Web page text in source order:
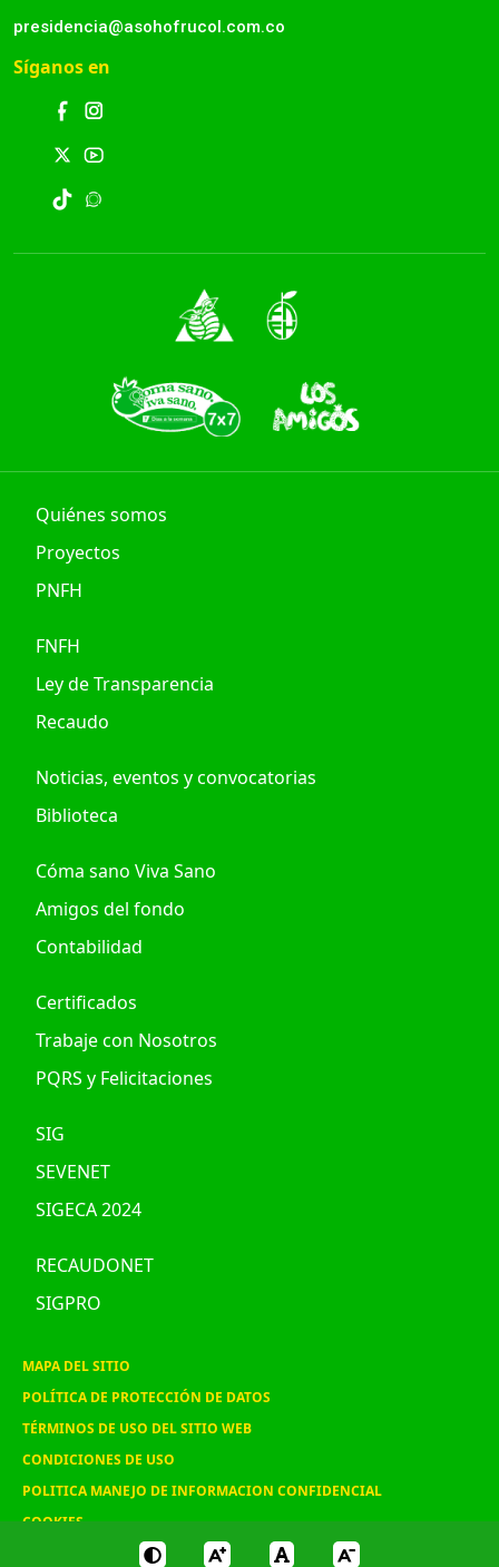
presidencia@asohofrucol.com.co
Síganos en
Quiénes somos
Proyectos
PNFH
FNFH
Ley de Transparencia
Recaudo
Noticias, eventos y convocatorias
Biblioteca
Cóma sano Viva Sano
Amigos del fondo
Contabilidad
Certificados
Trabaje con Nosotros
PQRS y Felicitaciones
SIG
SEVENET
SIGECA 2024
RECAUDONET
SIGPRO
MAPA DEL SITIO
POLÍTICA DE PROTECCIÓN DE DATOS
TÉRMINOS DE USO DEL SITIO WEB
CONDICIONES DE USO
POLITICA MANEJO DE INFORMACION CONFIDENCIAL
COOKIES
© 2020 ASOHOFRUCOL, Todos los derechos reservados